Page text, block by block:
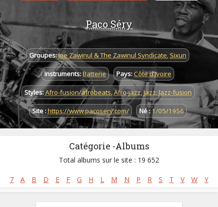
Paco Séry
Groupes:Joe Zawinul & The Zawinul Syndicate,Sixun
Instruments:Batterie Pays:Côte d'Ivoire
Styles:Afro-fusion/afrobeats,Afro-jazz,Jazz,Jazz-fusion
Site :https://www.pacosery.com/ Né :1/05/1956
Catégorie -Albums
Total albums sur le site : 19 652
7 A B D E F G H L M N P R S T V W Y